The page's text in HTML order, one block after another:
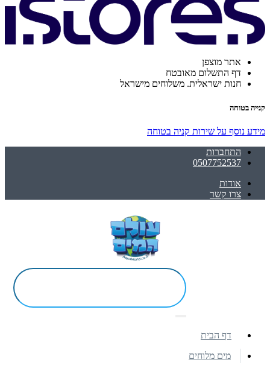
אתר מוצפן
דף התשלום מאובטח
חנות ישראלית. משלוחים מישראל
קנייה בטוחה
מידע נוסף על שירות קניה בטוחה
התחברות
0507752537
אודות
צרו קשר
דף הבית
מים מלוחים